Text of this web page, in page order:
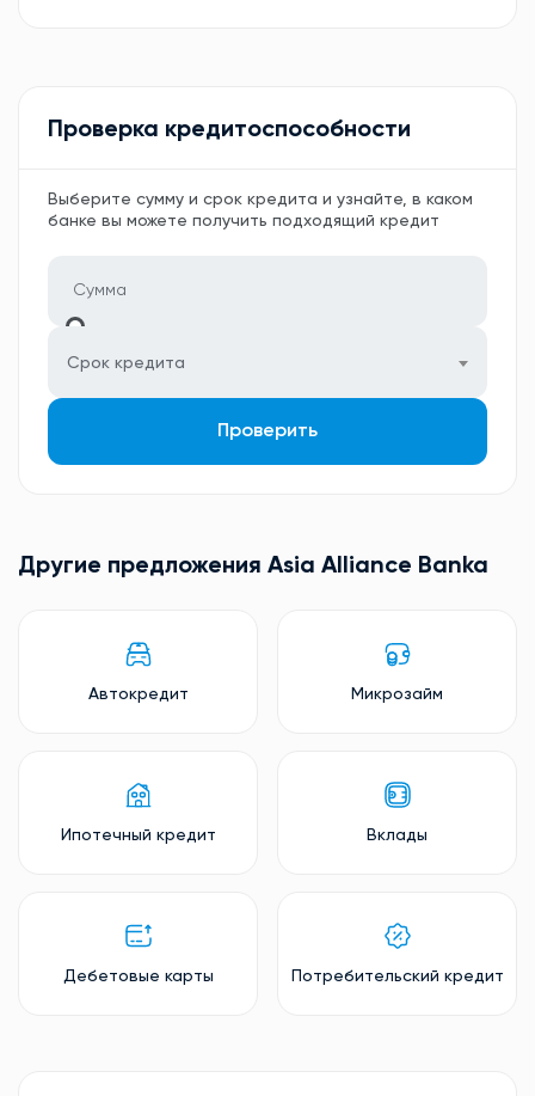
Проверка кредитоспособности
Выберите сумму и срок кредита и узнайте, в каком
банке вы можете получить подходящий кредит
Срок кредита
Проверить
Другие предложения Asia Alliance Banka
Автокредит Микрозайм
Ипотечный кредит Вклады
Дебетовые карты Потребительский кредит